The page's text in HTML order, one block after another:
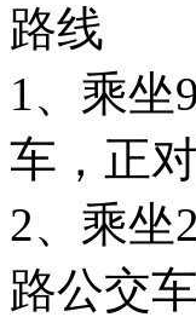
路线
1、乘坐
车，正
2、乘坐
路公交